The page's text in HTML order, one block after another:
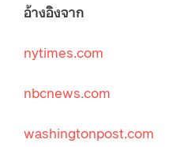
อ้างอิงจาก
nytimes.com
nbcnews.com
washingtonpost.com